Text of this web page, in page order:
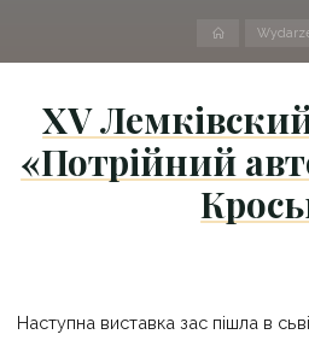
Strona
XV
«Потрійний
Наступна виставка зас пішла в